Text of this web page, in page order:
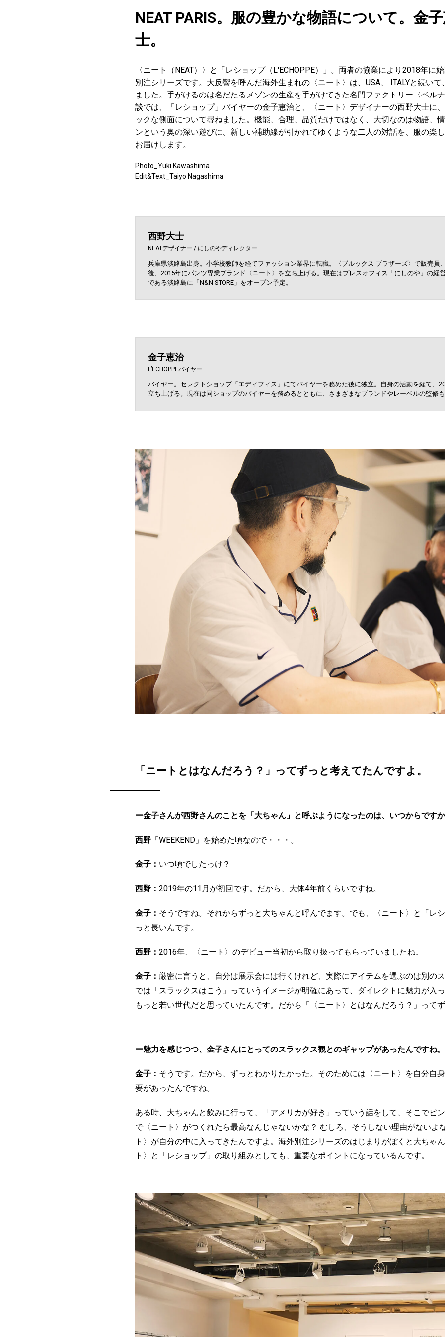
NEAT PARIS。服の豊かな物語について。金
士。
〈ニート（NEAT）〉と「レショップ（L'ECHOPPE）」。両者の協業により2018年に
別注シリーズです。大反響を呼んだ海外生まれの〈ニート〉は、USA、 ITALYと続い
ました。手がけるのは名だたるメゾンの生産を手がけてきた名門ファクトリー〈ベル
談では、「レショップ」バイヤーの金子恵治と、〈ニート〉デザイナーの西野大士に
ックな側面について尋ねました。機能、合理、品質だけではなく、大切なのは物語、
ンという奥の深い遊びに、新しい補助線が引かれてゆくような二人の対話を、服の楽
お届けします。
Photo_Yuki Kawashima
Edit&Text_Taiyo Nagashima
西野大士
NEATデザイナー / にしのやディレクター
兵庫県淡路島出身。小学校教師を経てファッション業界に転職。〈ブルックス ブラザーズ〉で販売員
後、2015年にパンツ専業ブランド〈ニート〉を立ち上げる。現在はプレスオフィス「にしのや」の経
である淡路島に「N&N STORE」をオープン予定。
金子恵治
L’ECHOPPEバイヤー
バイヤー。セレクトショップ「エディフィス」にてバイヤーを務めた後に独立。自身の活動を経て、
立ち上げる。現在は同ショップのバイヤーを務めるとともに、さまざまなブランドやレーベルの監修
「ニートとはなんだろう？」ってずっと考えてたんですよ。
ー金子さんが西野さんのことを「大ちゃん」と呼ぶようになったのは、いつからです
西野 「WEEKEND」を始めた頃なので・・・。
金子： いつ頃でしたっけ？
西野： 2019年の11月が初回です。だから、大体4年前くらいですね。
金子： そうですね。それからずっと大ちゃんと呼んでます。でも、〈ニート〉と「レ
っと長いんです。
西野： 2016年、〈ニート〉のデビュー当初から取り扱ってもらっていましたね。
金子： 厳密に言うと、自分は展示会には行くけれど、実際にアイテムを選ぶのは別の
では「スラックスはこう」っていうイメージが明確にあって、ダイレクトに魅力が入
もっと若い世代だと思っていたんです。だから「〈ニート〉とはなんだろう？」って
ー魅力を感じつつ、金子さんにとってのスラックス観とのギャップがあったんですね。
金子： そうです。だから、ずっとわかりたかった。そのためには〈ニート〉を自分自
要があったんですね。
ある時、大ちゃんと飲みに行って、「アメリカが好き」っていう話をして、そこでピ
で〈ニート〉がつくれたら最高なんじゃないかな？ むしろ、そうしない理由がないよ
ト〉が自分の中に入ってきたんですよ。海外別注シリーズのはじまりがぼくと大ちゃ
ト〉と「レショップ」の取り組みとしても、重要なポイントになっているんです。